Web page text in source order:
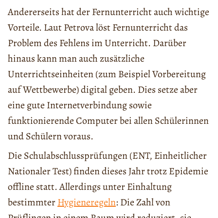
Andererseits hat der Fernunterricht auch wichtige
Vorteile. Laut Petrova löst Fernunterricht das
Problem des Fehlens im Unterricht. Darüber
hinaus kann man auch zusätzliche
Unterrichtseinheiten (zum Beispiel Vorbereitung
auf Wettbewerbe) digital geben. Dies setze aber
eine gute Internetverbindung sowie
funktionierende Computer bei allen Schülerinnen
und Schülern voraus.
Die Schulabschlussprüfungen (ENT, Einheitlicher
Nationaler Test) finden dieses Jahr trotz Epidemie
offline statt. Allerdings unter Einhaltung
bestimmterHygieneregeln: Die Zahl von